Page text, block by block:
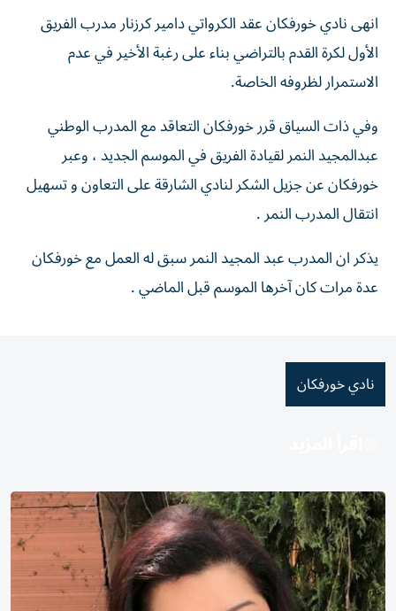
انهى نادي خورفكان عقد الكرواتي دامير كرزنار مدرب الفريق
الأول لكرة القدم بالتراضي بناء على رغبة الأخير في عدم
الاستمرار لظروفه الخاصة.
وفي ذات السياق قرر خورفكان التعاقد مع المدرب الوطني
عبدالمجيد النمر لقيادة الفريق في الموسم الجديد ، وعبر
خورفكان عن جزيل الشكر لنادي الشارقة على التعاون و تسهيل
انتقال المدرب النمر .
يذكر ان المدرب عبد المجيد النمر سبق له العمل مع خورفكان
عدة مرات كان آخرها الموسم قبل الماضي .
نادي خورفكان